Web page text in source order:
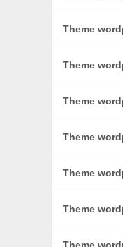
Theme
Theme
Theme
Theme
Theme
Theme